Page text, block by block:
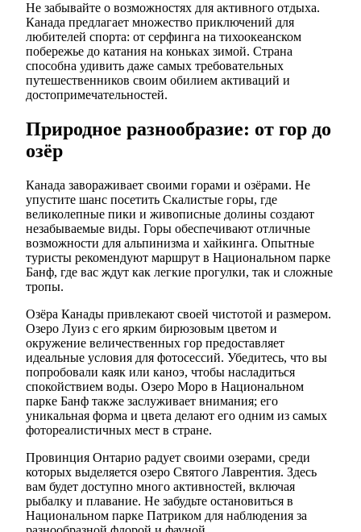
Не забывайте о возможностях для активного отдыха.
Канада предлагает множество приключений для
любителей спорта: от серфинга на тихоокеанском
побережье до катания на коньках зимой. Страна
способна удивить даже самых требовательных
путешественников своим обилием активаций и
достопримечательностей.
Природное разнообразие: от гор до
озёр
Канада завораживает своими горами и озёрами. Не
упустите шанс посетить Скалистые горы, где
великолепные пики и живописные долины создают
незабываемые виды. Горы обеспечивают отличные
возможности для альпинизма и хайкинга. Опытные
туристы рекомендуют маршрут в Национальном парке
Банф, где вас ждут как легкие прогулки, так и сложные
тропы.
Озёра Канады привлекают своей чистотой и размером.
Озеро Луиз с его ярким бирюзовым цветом и
окружение величественных гор предоставляет
идеальные условия для фотосессий. Убедитесь, что вы
попробовали каяк или каноэ, чтобы насладиться
спокойствием воды. Озеро Моро в Национальном
парке Банф также заслуживает внимания; его
уникальная форма и цвета делают его одним из самых
фотореалистичных мест в стране.
Провинция Онтарио радует своими озерами, среди
которых выделяется озеро Святого Лаврентия. Здесь
вам будет доступно много активностей, включая
рыбалку и плавание. Не забудьте остановиться в
Национальном парке Патриком для наблюдения за